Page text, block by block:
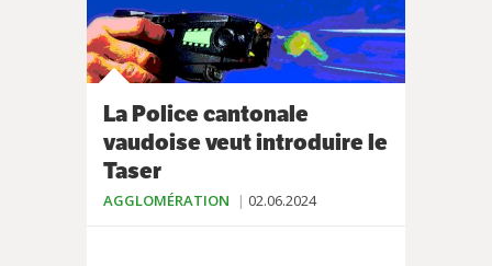
La Police cantonale
vaudoise veut introduire le
Taser
AGGLOMÉRATION 02.06.2024